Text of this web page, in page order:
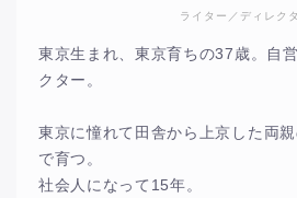
ライター／ディレク
東京生まれ、東京育ちの37歳。自
クター。
東京に憧れて田舎から上京した両
で育つ。
社会人になって15年。